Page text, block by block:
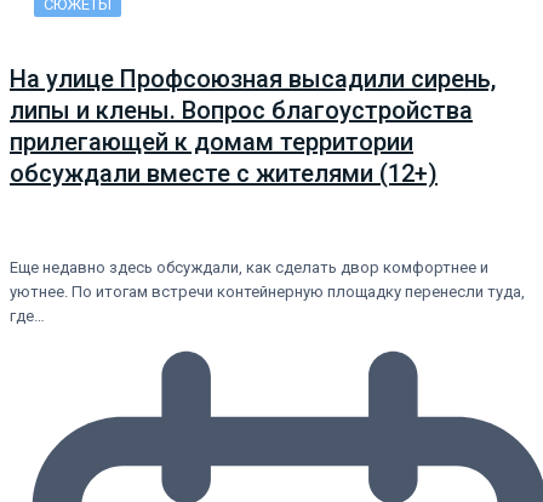
СЮЖЕТЫ
На улице Профсоюзная высадили сирень,
липы и клены. Вопрос благоустройства
прилегающей к домам территории
обсуждали вместе с жителями (12+)
Еще недавно здесь обсуждали, как сделать двор комфортнее и
уютнее. По итогам встречи контейнерную площадку перенесли туда,
где…